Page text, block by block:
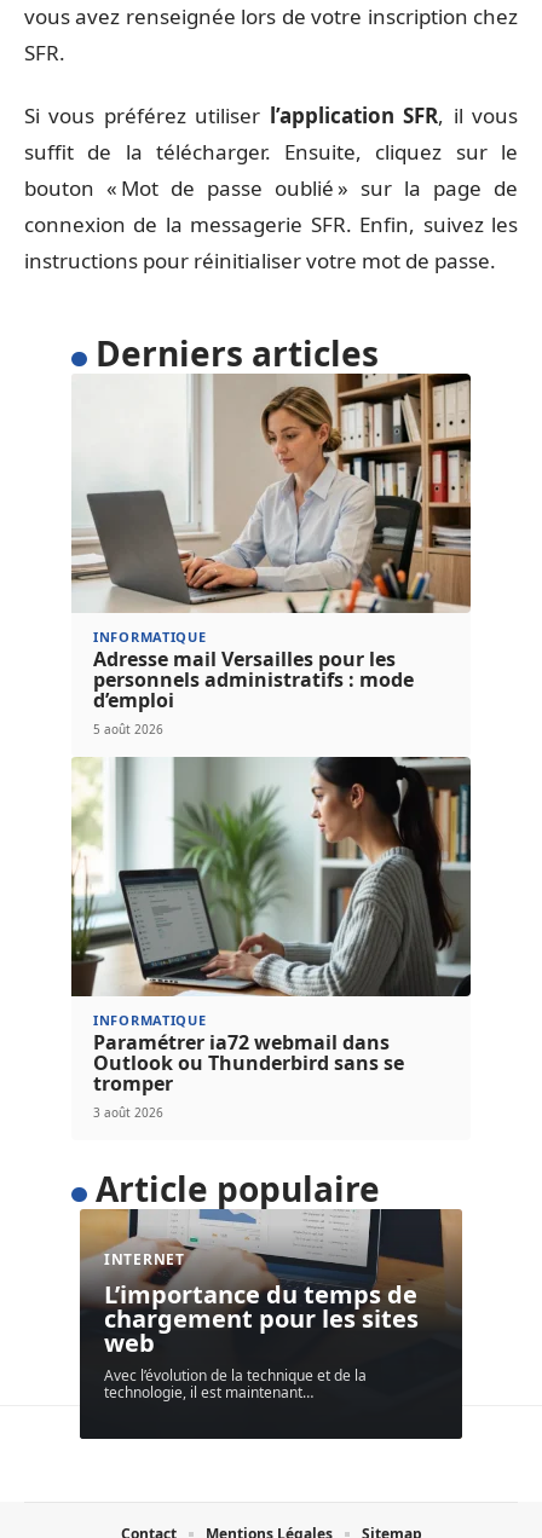
vous avez renseignée lors de votre inscription chez
SFR.
Si vous préférez utiliser l’application SFR, il vous
suffit de la télécharger. Ensuite, cliquez sur le
bouton « Mot de passe oublié » sur la page de
connexion de la messagerie SFR. Enfin, suivez les
instructions pour réinitialiser votre mot de passe.
Derniers articles
INFORMATIQUE
Adresse mail Versailles pour les
personnels administratifs : mode
d’emploi
5 août 2026
INFORMATIQUE
Paramétrer ia72 webmail dans
Outlook ou Thunderbird sans se
tromper
3 août 2026
Article populaire
INTERNET
L’importance du temps de
chargement pour les sites
web
Avec l’évolution de la technique et de la
technologie, il est maintenant…